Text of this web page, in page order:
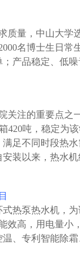
质量，中山大学
名博士生日常
产品稳定、低
关注的重要点之
420吨，稳定为
足不同时段热
装以来，热水
热泵热水机，
效高，用电量小
、专利智能除